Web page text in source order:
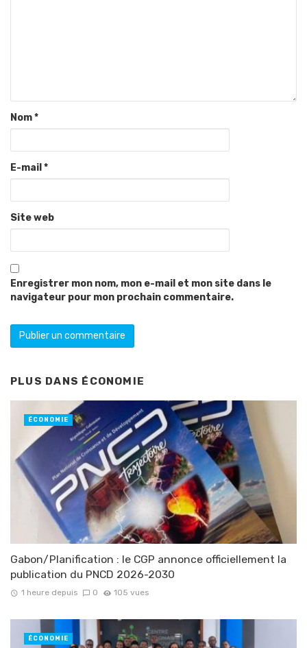
Nom*
E-mail *
Site web
Enregistrer mon nom, mon e-mail et mon site dans le
navigateur pour mon prochain commentaire.
PLUS DANS ÉCONOMIE
Gabon/Planification : le CGP annonce officiellement la
publication du PNCD 2026-2030
1 heure depuis 0 105 vues
ÉCONOMIE
ÉCONOMIE